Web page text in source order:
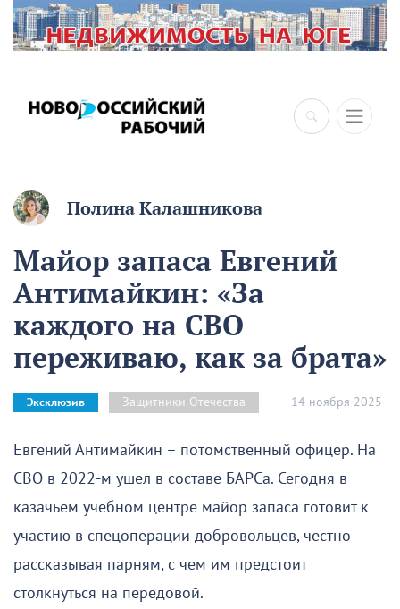
×
Полина Калашникова
Майор запаса Евгений
Антимайкин: «За
каждого на СВО
переживаю, как за брата»
Эксклюзив Защитники Отечества 14 ноября 2025
Евгений Антимайкин – потомственный офицер. На
СВО в 2022-м ушел в составе БАРСа. Сегодня в
казачьем учебном центре майор запаса готовит к
участию в спецоперации добровольцев, честно
рассказывая парням, с чем им предстоит
столкнуться на передовой.